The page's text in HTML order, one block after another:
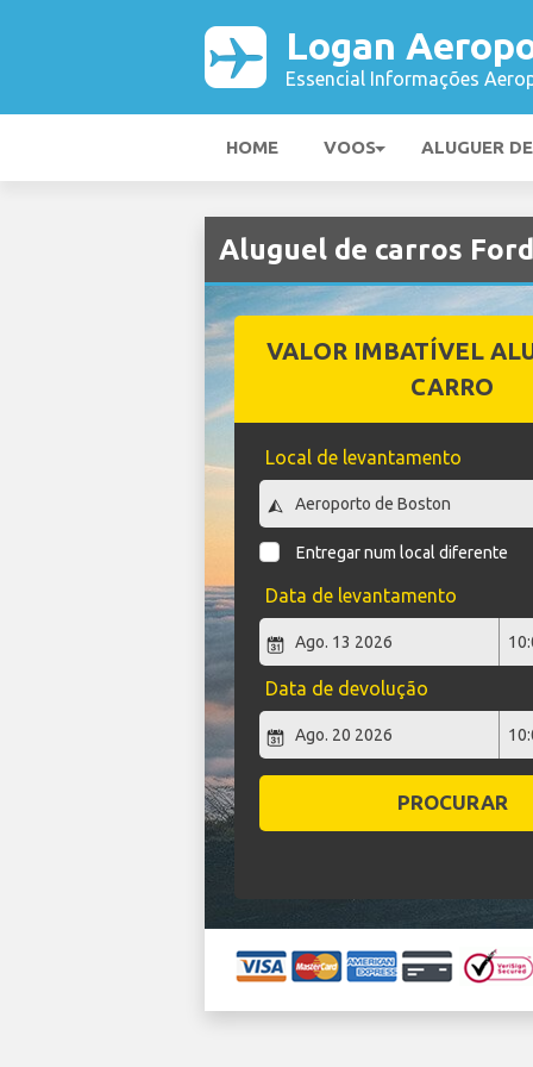
Logan
Essencial Informações
HOME VOOS ALUGUER
Aluguel de carros
VALOR IMBATÍVEL
CARRO
Local de levantamento
Entregar num local diferente
Data de levantamento
Data de devolução
PROCURAR